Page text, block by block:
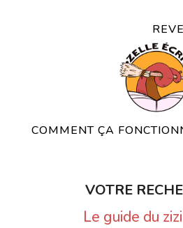
COMMENT ÇA
VOTRE
Le guide du